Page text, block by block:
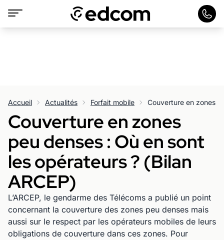
Accueil Actualités Forfait mobile
Couverture en zones
peu denses : Où en sont
les opérateurs ? (Bilan
ARCEP)
L’ARCEP, le gendarme des Télécoms a publié un point
concernant la couverture des zones peu denses mais
aussi sur le respect par les opérateurs mobiles de leurs
obligations de couverture dans ces zones. Pour